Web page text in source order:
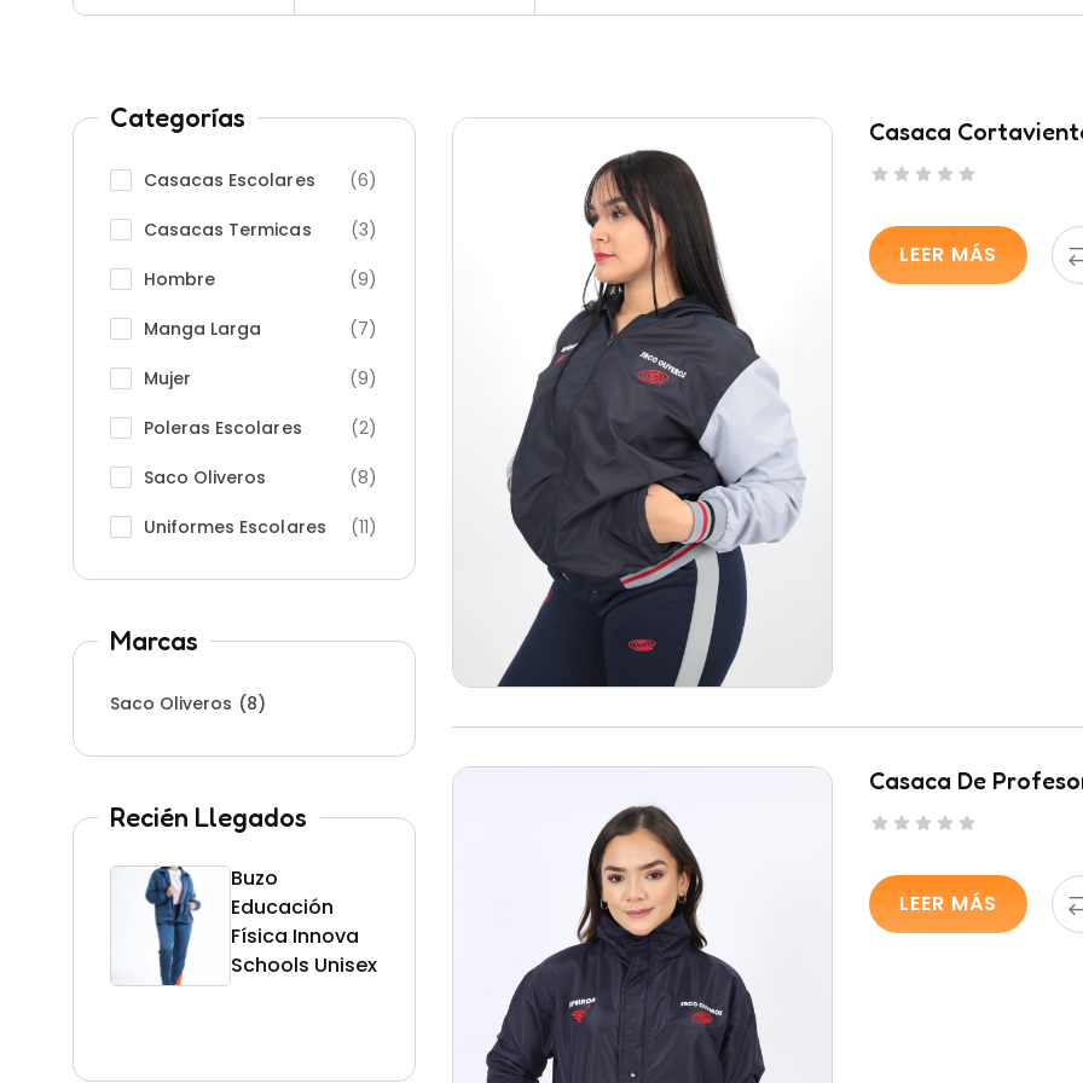
Categorías
Casacas Escolares (6)
Casacas Termicas (3)
Hombre (9)
Manga Larga (7)
Mujer (9)
Poleras Escolares (2)
Saco Oliveros (8)
Uniformes Escolares (11)
Marcas
Saco Oliveros (8)
Recién Llegados
Buzo
Educación
Física Innova
Schools Unisex
Uniforme
Schools Unisex
Cortaviento
Saco Oliveros
Casaca
LEER MÁS
Casaca De
LEER MÁS